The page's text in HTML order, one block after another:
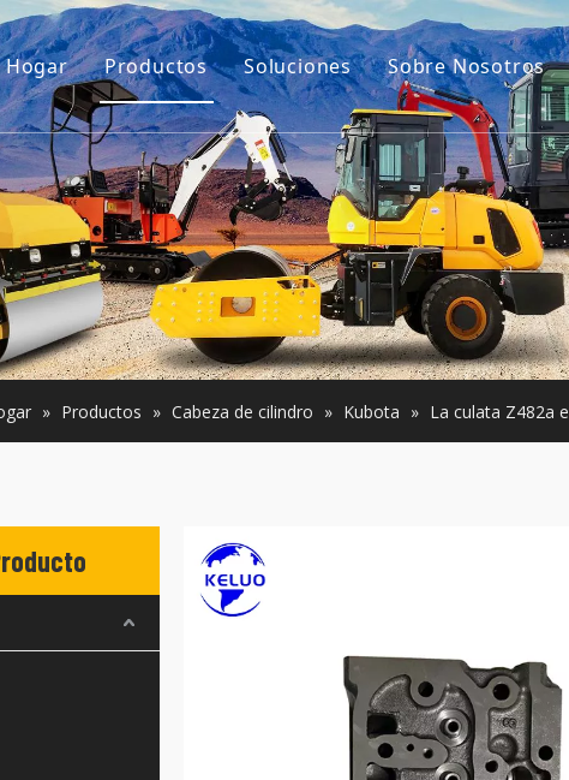
Hogar Productos
Motor
Accesorios para excavadoras
Maquinaria de construcción pequeña
Motor usado
Maquinaria Usada
Soluciones Sobre Nosotros
Nuestra
Nuestra ventaja
» Productos » Cabeza de cilindro » Kubota » La culata Z482a